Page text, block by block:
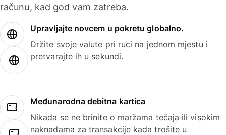
računu, kad god vam zatreba.
Upravljajte novcem u pokretu globalno.
Držite svoje valute pri ruci na jednom mjestu i
pretvarajte ih u sekundi.
Međunarodna debitna kartica
Nikada se ne brinite o maržama tečaja ili visokim
naknadama za transakcije kada trošite u